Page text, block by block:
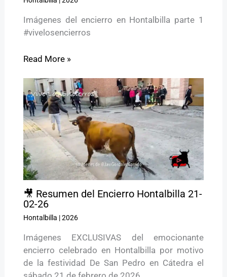
Imágenes del encierro en Hontalbilla parte 1
#vivelosencierros
Read More »
🎥 Resumen del Encierro Hontalbilla 21-
02-26
Hontalbilla |2026
Imágenes EXCLUSIVAS del emocionante
encierro celebrado en Hontalbilla por motivo
de la festividad De San Pedro en Cátedra el